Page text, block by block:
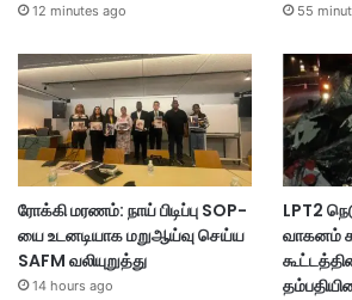
12 minutes ago 55
ரோக்கி மரணம்: நாய் பிடிப்பு SOP-
யை உடனடியாக மறுஆய்வு செய்ய
SAFM வலியுறுத்து
14 hours ago
LPT2
வாகனம்